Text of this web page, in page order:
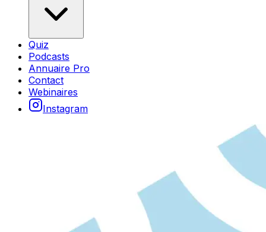
Quiz
Podcasts
Annuaire Pro
Contact
Webinaires
Instagram